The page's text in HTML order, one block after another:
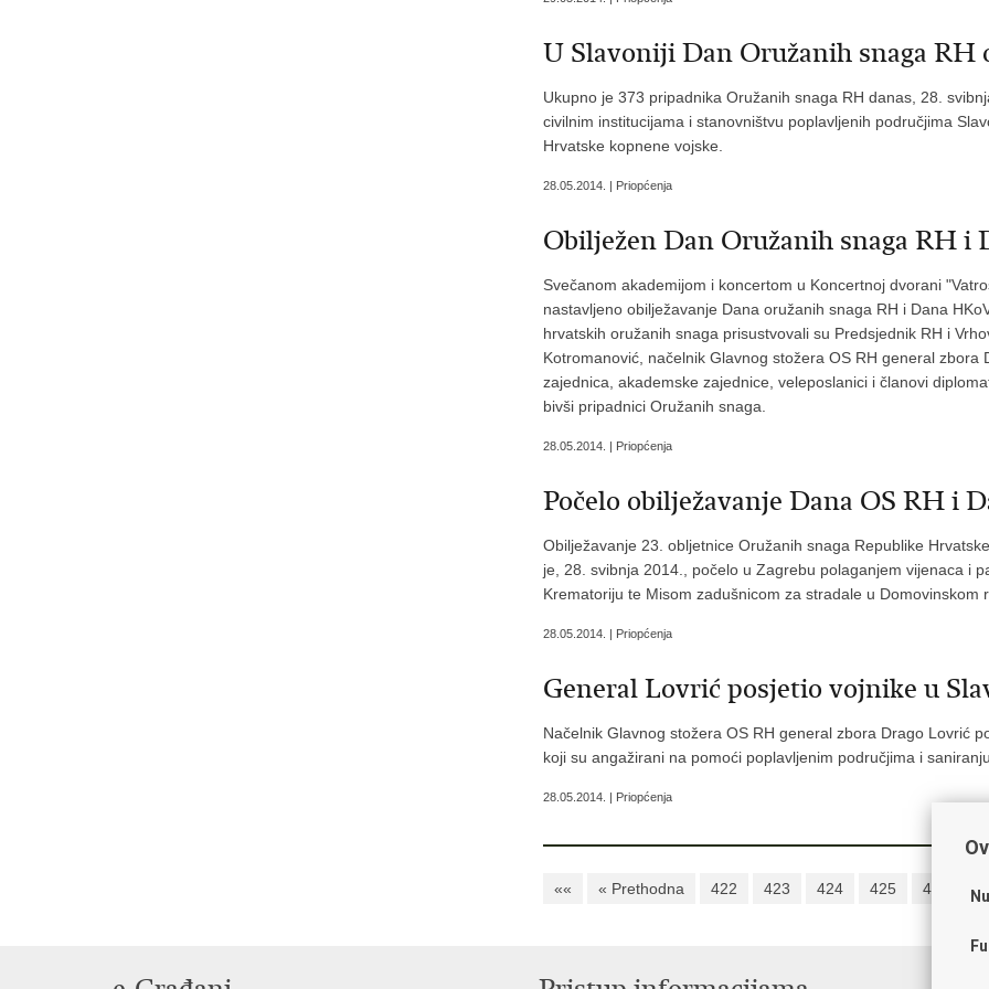
U Slavoniji Dan Oružanih snaga RH
Ukupno je 373 pripadnika Oružanih snaga RH danas, 28.
civilnim institucijama i stanovništvu poplavljenih područjima
Hrvatske kopnene vojske.
28.05.2014. | Priopćenja
Obilježen Dan Oružanih snaga RH i
Svečanom akademijom i koncertom u Koncertnoj dvorani
nastavljeno obilježavanje Dana oružanih snaga RH i Dana
hrvatskih oružanih snaga prisustvovali su Predsjednik RH i
Kotromanović, načelnik Glavnog stožera OS RH general
zajednica, akademske zajednice, veleposlanici i članovi
bivši pripadnici Oružanih snaga.
28.05.2014. | Priopćenja
Počelo obilježavanje Dana OS RH i
Obilježavanje 23. obljetnice Oružanih snaga Republike
je, 28. svibnja 2014., počelo u Zagrebu polaganjem vijenaca i
Krematoriju te Misom zadušnicom za stradale u
28.05.2014. | Priopćenja
General Lovrić posjetio vojnike u
Načelnik Glavnog stožera OS RH general zbora Drago Lovrić
koji su angažirani na pomoći poplavljenim područjima i
28.05.2014. | Priopćenja
«« « Prethodna 422 423 424 425 426